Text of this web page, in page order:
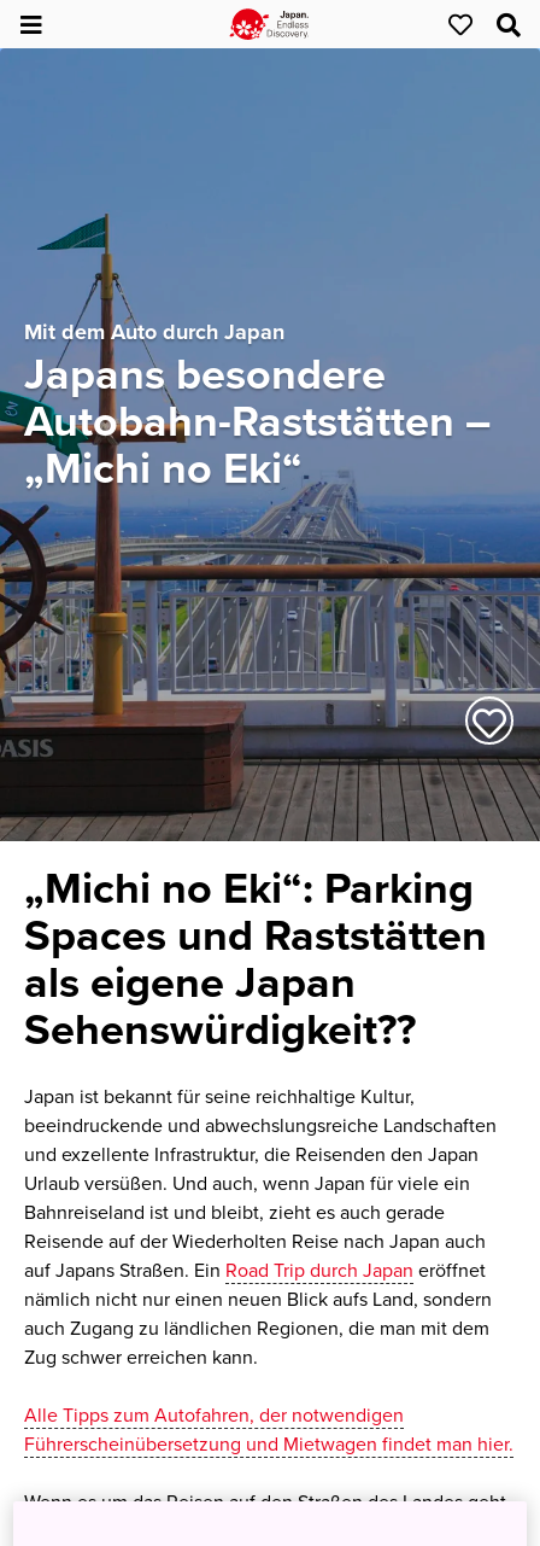
Mit dem Auto durch Japan
Japans besondere
Autobahn-Raststätten –
„Michi no Eki“
„Michi no Eki“: Parking
Spaces und Raststätten
als eigene Japan
Sehenswürdigkeit??
Japan ist bekannt für seine reichhaltige Kultur,
beeindruckende und abwechslungsreiche Landschaften
und exzellente Infrastruktur, die Reisenden den Japan
Urlaub versüßen. Und auch, wenn Japan für viele ein
Bahnreiseland ist und bleibt, zieht es auch gerade
Reisende auf der Wiederholten Reise nach Japan auch
auf Japans Straßen. Ein Road Trip durch Japan eröffnet
nämlich nicht nur einen neuen Blick aufs Land, sondern
auch Zugang zu ländlichen Regionen, die man mit dem
Zug schwer erreichen kann.
Alle Tipps zum Autofahren, der notwendigen
Führerscheinübersetzung und Mietwagen findet man hier.
Wenn es um das Reisen auf den Straßen des Landes geht,